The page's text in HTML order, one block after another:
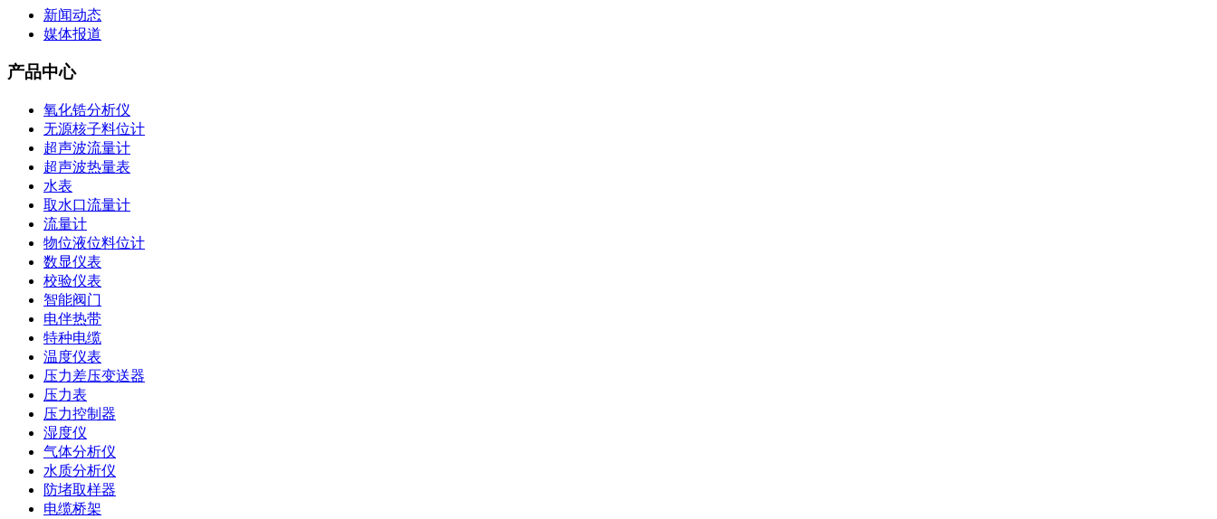
新闻动态
媒体报道
产品中心
氧化锆分析仪
无源核子料位计
超声波流量计
超声波热量表
水表
取水口流量计
流量计
物位液位料位计
数显仪表
校验仪表
智能阀门
电伴热带
特种电缆
温度仪表
压力差压变送器
压力表
压力控制器
湿度仪
气体分析仪
水质分析仪
防堵取样器
电缆桥架